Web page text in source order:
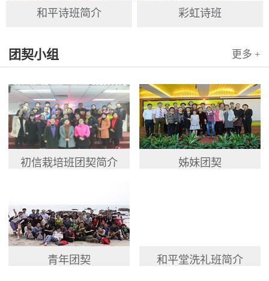
和平诗班简介 彩虹诗班
团契小组 更多 +
初信栽培班团契简介 姊妹团契
青年团契 和平堂洗礼班简介